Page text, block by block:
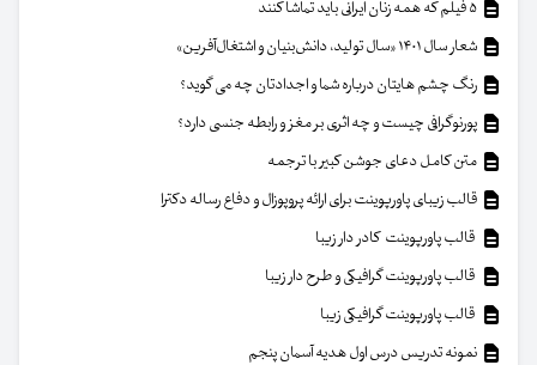
شعار سال ۱۴۰۱ «سال تولید، دانش‌بنیان و اشتغال‌آفرین»
رنگ چشم هایتان درباره شما و اجدادتان چه می گوید؟
پورنوگرافی چیست و چه اثری بر مغز و رابطه جنسی دارد؟
متن کامل دعای جوشن کبیر با ترجمه
قالب زیبای پاورپوینت برای ارائه پروپوزال و دفاع رساله دکترا
قالب پاورپوینت کادر دار زیبا
قالب پاورپوینت گرافیکی و طرح دار زیبا
قالب پاورپوینت گرافیکی زیبا
نمونه تدریس درس اول هدیه آسمان پنجم